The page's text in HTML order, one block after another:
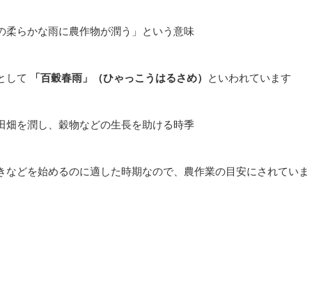
柔らかな雨に農作物が潤う」という意味
して 「百穀春雨」（ひゃっこうはるさめ） といわれています
を潤し、穀物などの生長を助ける時季
どを始めるのに適した時期なので、農作業の目安にされていま